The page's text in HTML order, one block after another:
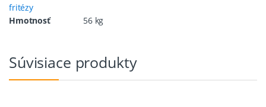
fritézy
Hmotnosť
56 kg
Súvisiace produkty